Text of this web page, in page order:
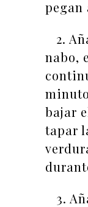
pegan
2.
nabo,
bajar
tapar
3.